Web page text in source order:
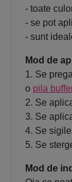
- toate
- se pot
- sunt
Mod de
1. Se
o pila
2. Se
3. Se
4. Se
5. Se
Mod de